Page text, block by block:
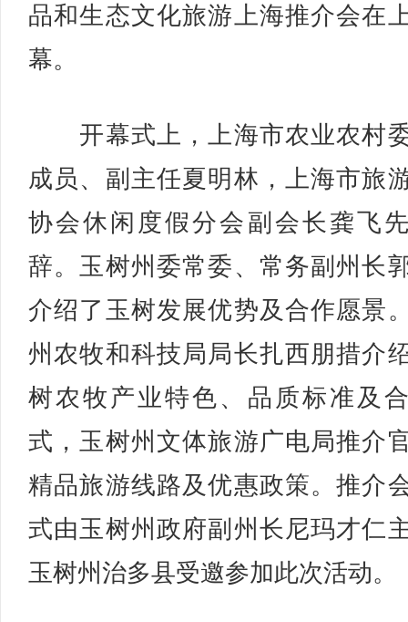
品和生态文化旅游上海推介会在
幕。
开幕式上，上海市农业农村
成员、副主任夏明林，上海市旅
协会休闲度假分会副会长龚飞
辞。玉树州委常委、常务副州长
介绍了玉树发展优势及合作愿景
州农牧和科技局局长扎西朋措介
树农牧产业特色、品质标准及
式，玉树州文体旅游⼴电局推介
精品旅游线路及优惠政策。推介
式由玉树州政府副州长尼玛才仁
玉树州治多县受邀参加此次活动。